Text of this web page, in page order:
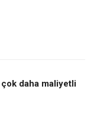
daha maliyetli